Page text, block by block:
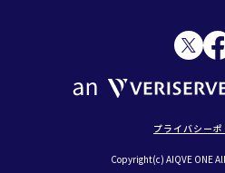
プライバシーポ
Copyright(c) AIQVE ONE